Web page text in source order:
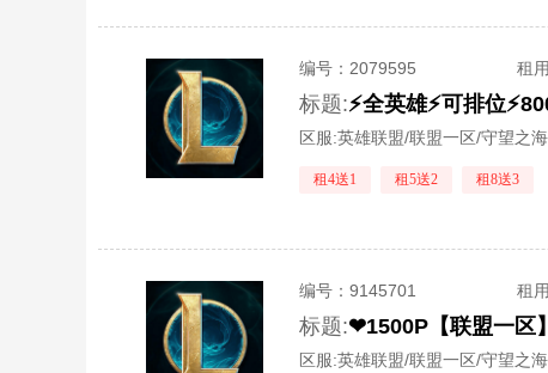
编号： 2079595 租
标题:
区服:英雄联盟/联盟一区/守望之海
租4送1 租5送2 租8送3
编号：9145701 租
标题:❤1500P【联盟一区
区服:英雄联盟/联盟一区/守望之海